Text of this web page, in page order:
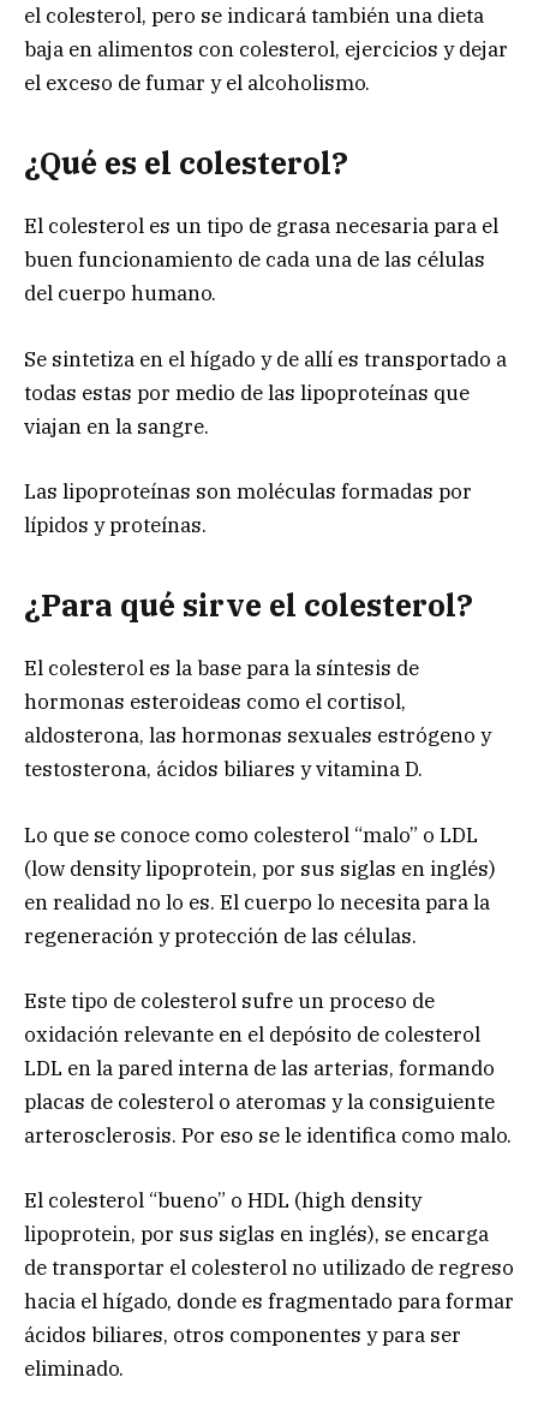
el colesterol, pero se indicará también una dieta
baja en alimentos con colesterol, ejercicios y dejar
el exceso de fumar y el alcoholismo.
¿Qué es el colesterol?
El colesterol es un tipo de grasa necesaria para el
buen funcionamiento de cada una de las células
del cuerpo humano.
Se sintetiza en el hígado y de allí es transportado a
todas estas por medio de las lipoproteínas que
viajan en la sangre.
Las lipoproteínas son moléculas formadas por
lípidos y proteínas.
¿Para qué sirve el colesterol?
El colesterol es la base para la síntesis de
hormonas esteroideas como el cortisol,
aldosterona, las hormonas sexuales estrógeno y
testosterona, ácidos biliares y vitamina D.
Lo que se conoce como colesterol “malo” o LDL
(low density lipoprotein, por sus siglas en inglés)
en realidad no lo es. El cuerpo lo necesita para la
regeneración y protección de las células.
Este tipo de colesterol sufre un proceso de
oxidación relevante en el depósito de colesterol
LDL en la pared interna de las arterias, formando
placas de colesterol o ateromas y la consiguiente
arterosclerosis. Por eso se le identifica como malo.
El colesterol “bueno” o HDL (high density
lipoprotein, por sus siglas en inglés), se encarga
de transportar el colesterol no utilizado de regreso
hacia el hígado, donde es fragmentado para formar
ácidos biliares, otros componentes y para ser
eliminado.